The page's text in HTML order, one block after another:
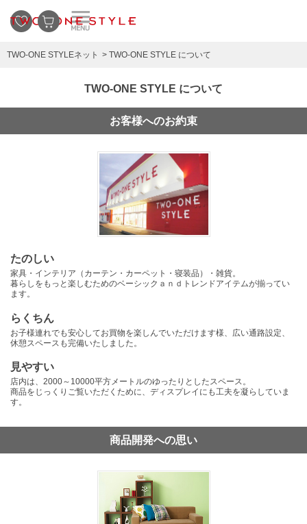
TWO-ONE STYLEネット TWO-ONE STYLE について
TWO-ONE STYLE について
お客様へのお約束
たのしい
家具・インテリア（カーテン・カーペット・寝装品）・雑貨。
暮らしをもっと楽しむためのベーシックａｎｄトレンドアイテムが揃ってい
ます。
らくちん
お子様連れでも安心してお買物を楽しんでいただけます様、広い通路設定、
休憩スペースも完備いたしました。
見やすい
店内は、2000～10000平方メートルのゆったりとしたスペース。
商品をじっくりご覧いただくために、ディスプレイにも工夫を凝らしていま
す。
商品開発への思い